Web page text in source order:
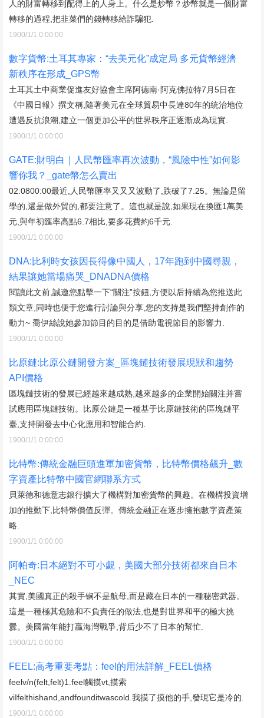
人的財富轉移到配得上的人身上。什么是炒幣？炒幣就是一個財富
轉移的過程,把韭菜們的錢轉移給詐騙犯.
1900/1/1 0:00:00
數字貨幣:土耳其專家：“去美元化”成定局 多元貨幣經濟
新秩序在形成_GPS幣
土耳其土中商業促進友好協會主席阿德南·阿克佛拉特7月5日在
《中國日報》撰文稱,隨著美元在全球貿易中長達80年的統治地位
遭遇反抗浪潮,建立一個更加公平的世界秩序正逐漸成為現實.
1900/1/1 0:00:00
GATE:財明白｜人民幣匯率再次波動，“風險中性”如何影
響你我？_gate幣怎么賣出
02:0800:00最近,人民幣匯率又又又波動了,跌破了7.25。無論是留
學的,還是做外貿的,都要注意了。這也就是說,如果現在換匯1萬美
元,與年初匯率高點6.7相比,要多花費約6千元.
1900/1/1 0:00:00
DNA:比利時女孩因長得像中國人，17年跑到中國尋親，
結果讓她當場痛哭_DNADNA價格
閱讀此文前,誠邀您點擊一下“關注”按鈕,方便以后持續為您推送此
類文章,同時也便于您進行討論與分享,您的支持是我們堅持創作的
動力~ 喬伊絲說她參加節目的目的是借助電視節目的影響力.
1900/1/1 0:00:00
比原鏈:比原公鏈開發方案_區塊鏈技術發展現狀和趨勢
API價格
區塊鏈技術的發展已經越來越成熟,越來越多的企業開始關注并嘗
試應用區塊鏈技術。比原公鏈是一種基于比原鏈技術的區塊鏈平
臺,支持開發去中心化應用和智能合約.
1900/1/1 0:00:00
比特幣:傳統金融巨頭進軍加密貨幣，比特幣價格飆升_數
字資產比特幣中國官網聯系方式
貝萊德和德意志銀行擴大了機構對加密貨幣的興趣。在機構投資增
加的推動下,比特幣價值反彈。傳統金融正在逐步擁抱數字資產策
略.
1900/1/1 0:00:00
阿帕奇:日本絕對不可小覷，美國大部分技術都來自日本
_NEC
其實,美國真正的殺手锏不是航母,而是藏在日本的一種秘密武器。
這是一種極其危險和不負責任的做法,也是對世界和平的極大挑
釁。美國當年能打贏海灣戰爭,背后少不了日本的幫忙.
1900/1/1 0:00:00
FEEL:高考重要考點：feel的用法詳解_FEEL價格
feelv/n(felt,felt)1.feel觸摸vt,摸索
viIfelthishand,andfounditwascold.我摸了摸他的手,發現它是冷的.
1900/1/1 0:00:00